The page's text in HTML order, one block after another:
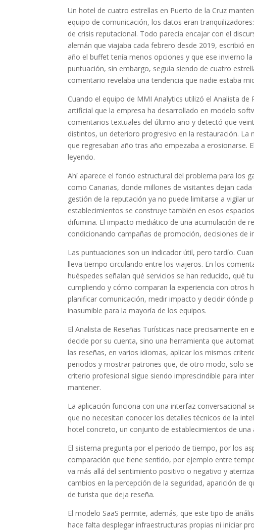
Un hotel de cuatro estrellas en Puerto de la Cruz
equipo de comunicación, los datos eran
de crisis reputacional. Todo parecía encajar con el
alemán que viajaba cada febrero desde 2019, escribió
año el buffet tenía menos opciones y que ese invierno
puntuación, sin embargo, seguía siendo de cuatro
comentario revelaba una tendencia que nadie estaba
Cuando el equipo de MMI Analytics utilizó el Analista
artificial que la empresa ha desarrollado en modelo
comentarios textuales del último año y detectó que
distintos, un deterioro progresivo en la restauración.
que regresaban año tras año empezaba a
leyendo.
Ahí aparece el fondo estructural del problema para los
como Canarias, donde millones de visitantes dejan
gestión de la reputación ya no puede limitarse a vigilar
establecimientos se construye también en esos
difumina. El impacto mediático de una acumulación de
condicionando campañas de promoción, decisiones de
Las puntuaciones son un indicador útil, pero tardío.
lleva tiempo circulando entre los viajeros. En los
huéspedes señalan qué servicios se han reducido, qué
cumpliendo y cómo comparan la experiencia con otros
planificar comunicación, medir impacto y decidir
inasumible para la mayoría de los equipos.
El Analista de Reseñas Turísticas nace precisamente
decide por su cuenta, sino una herramienta que
las reseñas, en varios idiomas, aplicar los mismos
periodos y mostrar patrones que, de otro modo, solo
criterio profesional sigue siendo imprescindible para
mantener.
La aplicación funciona con una interfaz conversacional
que no necesitan conocer los detalles técnicos de la
hotel concreto, un conjunto de establecimientos de
El sistema pregunta por el periodo de tiempo, por los
comparación que tiene sentido, por ejemplo entre
va más allá del sentimiento positivo o negativo y
cambios en la percepción de la seguridad, aparición de
de turista que deja reseña.
El modelo SaaS permite, además, que este tipo de
hace falta desplegar infraestructuras propias ni iniciar